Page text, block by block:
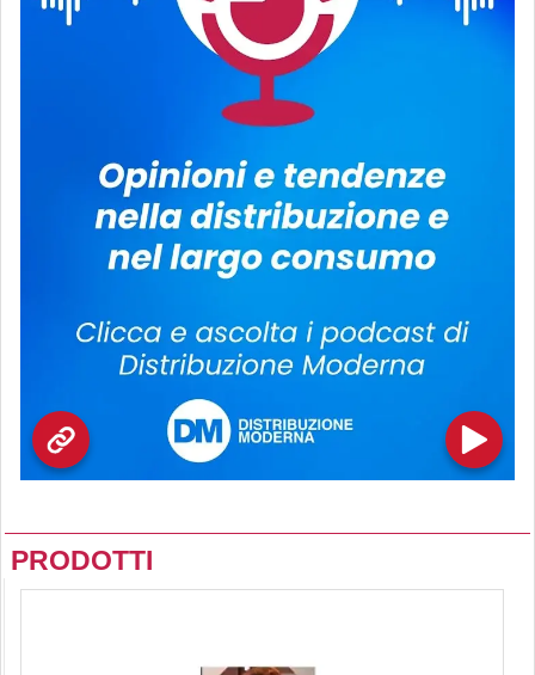
PRODOTTI